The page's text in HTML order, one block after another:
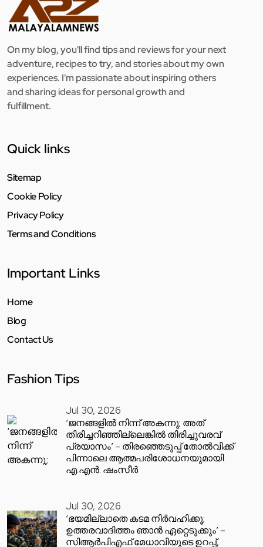
On my blog, you'll find tips and reviews for your next
adventure, recipes to try, and stories about my own
experiences. I'm passionate about inspiring others
and sharing ideas for personal growth and
fulfillment.
Quick links
Sitemap
Cookie Policy
Privacy Policy
Terms and Conditions
Important Links
Home
Blog
Contact Us
Fashion Tips
Jul 30, 2026
‘ജനങ്ങളിൽ നിന്ന് അകന്നു; അത്
തിരിച്ചറിഞ്ഞില്ലെങ്കിൽ തിരിച്ചുവരവ്
പ്രയാസം’ – തിരഞ്ഞെടുപ്പ് തോൽവിക്ക്
പിന്നാലെ ആത്മപരിശോധനയുമായി
എ.എൻ. ഷംസീർ
Jul 30, 2026
‘ഭയമില്ലാതെ കടമ നിർവഹിക്കൂ;
ഉത്തരവാദിത്തം ഞാൻ ഏറ്റെടുക്കും’ –
സിആർപിഎഫ് മേധാവിയുടെ ഉറപ്പ്,